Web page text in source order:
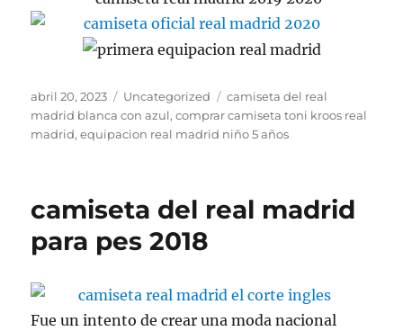
Publicado
el
abril 20, 2023 Categorías
Uncategorized Etiquetas
camiseta del real
madrid blanca con azul,comprar camiseta toni kroos real
madrid,equipacion real madrid niño 5 años
camiseta del real madrid
para pes 2018
Fue un intento de crear una moda nacional